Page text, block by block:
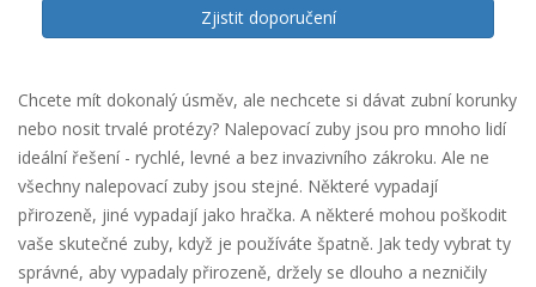
Zjistit doporučení
Chcete mít dokonalý úsměv, ale nechcete si dávat zubní korunky
nebo nosit trvalé protézy? Nalepovací zuby jsou pro mnoho lidí
ideální řešení - rychlé, levné a bez invazivního zákroku. Ale ne
všechny nalepovací zuby jsou stejné. Některé vypadají
přirozeně, jiné vypadají jako hračka. A některé mohou poškodit
vaše skutečné zuby, když je používáte špatně. Jak tedy vybrat ty
správné, aby vypadaly přirozeně, držely se dlouho a nezničily